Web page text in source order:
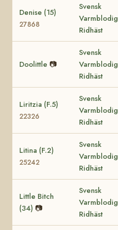
Denise (15)
27868
Svensk
Varmblodig
Ridhäst
Doolittle 📷
Svensk
Varmblodig
Ridhäst
Liritzia (F.5)
22326
Svensk
Varmblodig
Ridhäst
Litina (F.2)
25242
Svensk
Varmblodig
Ridhäst
Little Bitch
(34) 📷
Svensk
Varmblodig
Ridhäst